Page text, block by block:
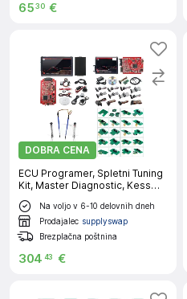
6530 €
DOBRA CENA
ECU Programer, Spletni Tuning
Kit, Master Diagnostic, Kess
Ktag 22PCS LED
Na voljo v 6-10 delovnih dneh
Prodajalec supplyswap
Brezplačna poštnina
304 43 €